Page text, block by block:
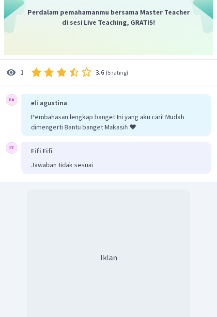
Perdalam pemahamanmu bersama Master Teacher
di sesi Live Teaching, GRATIS!
1 3.6 (5 rating)
eli agustina
Pembahasan lengkap banget Ini yang aku cari! Mudah
dimengerti Bantu banget Makasih ❤️
Fifi Fifi
Jawaban tidak sesuai
Iklan